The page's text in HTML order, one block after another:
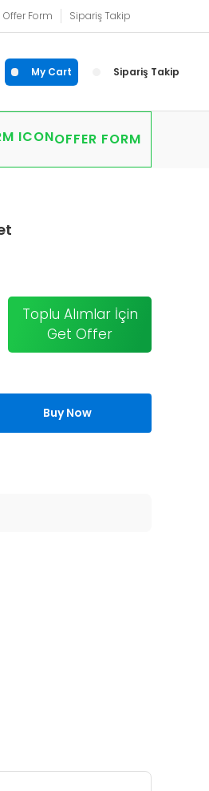
Offer Form Sipariş Takip
My Cart Sipariş Takip
OFFER FORM
Toplu Alımlar İçin
Get Offer
Buy Now